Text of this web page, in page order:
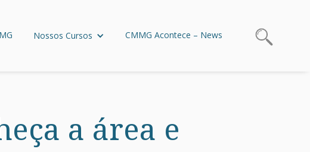
Nossos Cursos CMMG Acontece – News
a área e